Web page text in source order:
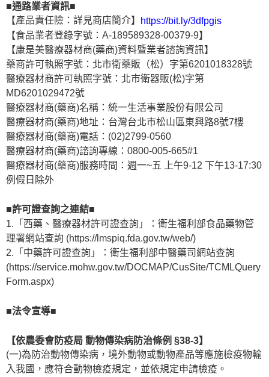
■通路業者資訊■
【產品責任險：詳見商店簡介】
https://bit.ly/3dfpgis
【食品業者登錄字號：A-189589328-00379-9】
【康是美醫療器材商(藥商)資料暨業者諮詢資訊】
藥商許可執照字號：北市衛藥販（松）字第6201018328號
醫療器材商許可執照字號：北市衛器販(松)字第
MD6201029472號
醫療器材商(藥商)名稱：統一生活事業股份有限公司
醫療器材商(藥商)地址：台灣台北市松山區東興路8號7樓
醫療器材商(藥商)電話：(02)2799-0560
醫療器材商(藥商)諮詢專線：0800-005-665#1
醫療器材商(藥商)服務時間：週一~五 上午9-12 下午13-17:30
例假日除外
■許可證查詢之連結■
1.「西藥、醫療器材許可證查詢」：衛生福利部食品藥物管
理署網站查詢 (https://lmspiq.fda.gov.tw/web/)
2.「中藥許可證查詢」：衛生福利部中醫藥司網站查詢
(https://service.mohw.gov.tw/DOCMAP/CusSite/TCMLQuery
Form.aspx)
■法令宣導■
【依農委會防疫局 動物傳染病防治條例 §38-3】
(一)為防治動物傳染病，境外動物或動物產品等應施檢疫物輸
入我國，應符合動物檢疫規定，並依規定申請檢疫。